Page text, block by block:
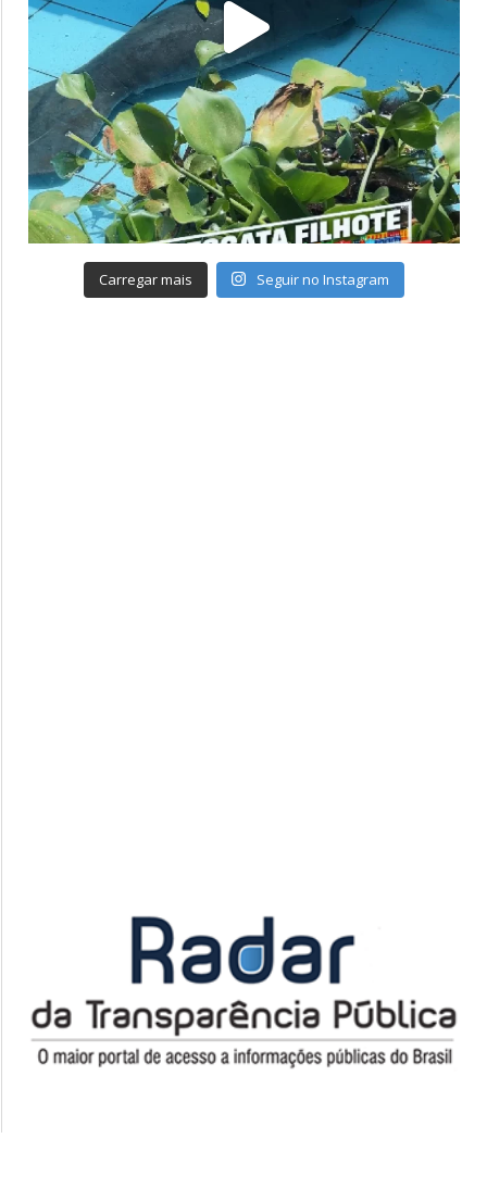
Carregar mais Seguir no Instagram